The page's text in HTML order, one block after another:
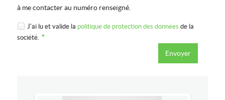
à me contacter au numéro renseigné.
J'ai lu et valide la politique de protection des données de la
société. *